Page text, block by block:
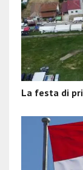
La festa di